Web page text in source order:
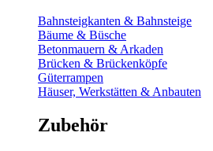
Bahnsteigkanten & Bahnsteige
Bäume & Büsche
Betonmauern & Arkaden
Brücken & Brückenköpfe
Güterrampen
Häuser, Werkstätten & Anbauten
Zubehör